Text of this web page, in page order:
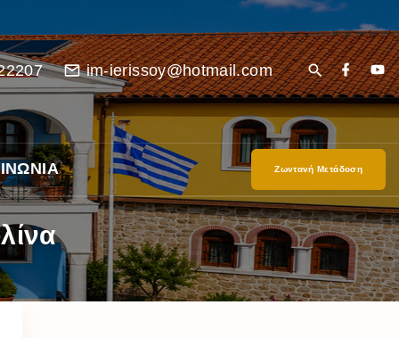
im-ierissoy@hotmail.com
Ζωντανή Μετάδοση